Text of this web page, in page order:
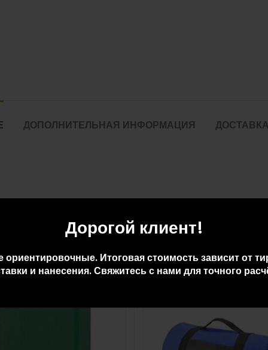
Дорогой клиент!
ориентировочные. Итоговая стоимость зависит от
и нанесения. Свяжитесь с нами для точного
ДОПОЛНИТЕЛЬНАЯ ИНФОРМАЦИЯ